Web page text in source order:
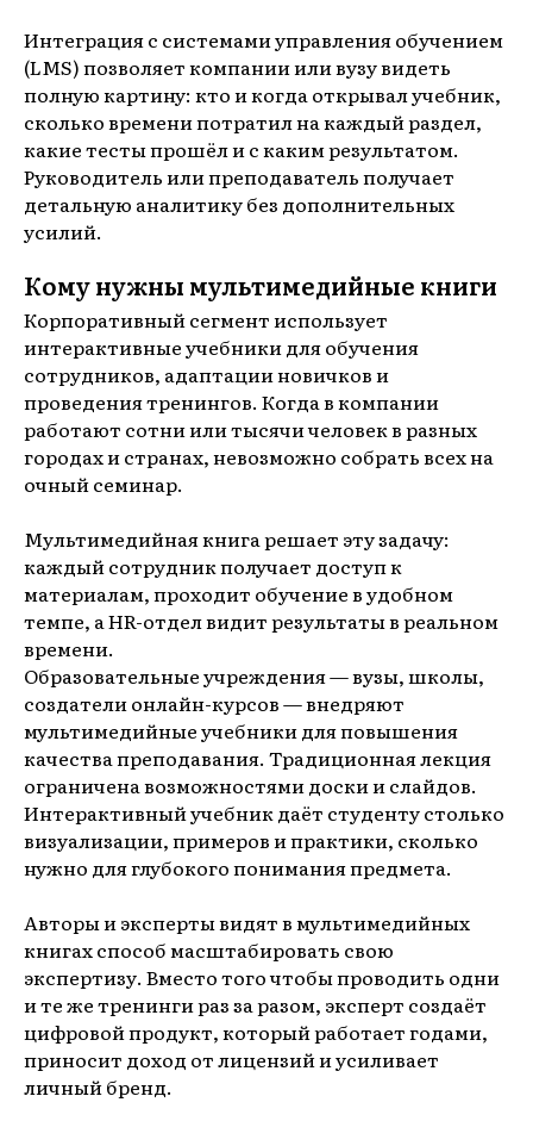
Интеграция с системами управления обучением
(LMS) позволяет компании или вузу видеть
полную картину: кто и когда открывал учебник,
сколько времени потратил на каждый раздел,
какие тесты прошёл и с каким результатом.
Руководитель или преподаватель получает
детальную аналитику без дополнительных
усилий.
Кому нужны мультимедийные книги
Корпоративный сегмент использует
интерактивные учебники для обучения
сотрудников, адаптации новичков и
проведения тренингов. Когда в компании
работают сотни или тысячи человек в разных
городах и странах, невозможно собрать всех на
очный семинар.
Мультимедийная книга решает эту задачу:
каждый сотрудник получает доступ к
материалам, проходит обучение в удобном
темпе, а HR-отдел видит результаты в реальном
времени.
Образовательные учреждения — вузы, школы,
создатели онлайн-курсов — внедряют
мультимедийные учебники для повышения
качества преподавания. Традиционная лекция
ограничена возможностями доски и слайдов.
Интерактивный учебник даёт студенту столько
визуализации, примеров и практики, сколько
нужно для глубокого понимания предмета.
Авторы и эксперты видят в мультимедийных
книгах способ масштабировать свою
экспертизу. Вместо того чтобы проводить одни
и те же тренинги раз за разом, эксперт создаёт
цифровой продукт, который работает годами,
приносит доход от лицензий и усиливает
личный бренд.